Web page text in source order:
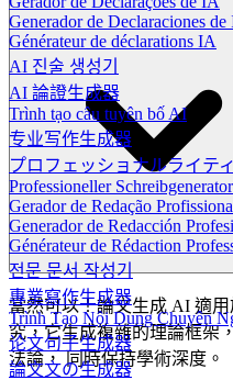
Generador de Declaraciones de
Générateur de déclarations IA
AI 진술 생성기
AI 論證生成器
Trình tạo câu tuyên bố AI
专业写作生成器
プロフェッショナルライテ
Professioneller Schreibgenerator
Gerador de Redação
Generador de Redacción
Générateur de Rédaction
전문 문서 작성기
專業寫作生成器
Trình Tạo Nội Dung Chuyên
论文句子生成器
論文文の生成器
當然可以！論文生成 AI 適
究，它生成複雜的理論框架
法論， 同時保持學術深度。